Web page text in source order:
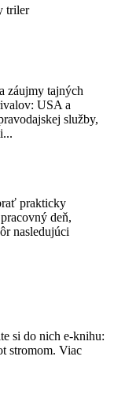
triler
záujmy tajných
USA a
služby,
prakticky
deň,
nasledujúci
si do nich e-knihu:
stromom. Viac